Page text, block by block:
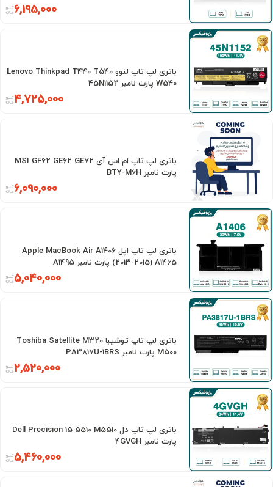
6,195,000
باتری لپ تاپ لنوو Lenovo Thinkpad T440 T540
W540 پارت نامبر 45N1152
4,725,000
باتری لپ تاپ ام اس آی MSI GF62 GE62 GE72
پارت نامبر BTY-M6H
6,090,000
باتری لپ تاپ اپل Apple MacBook Air A1406
(2013-2015) A1465 پارت نامبر A1495
5,040,000
باتری لپ تاپ توشیبا Toshiba Satellite M320
M500 پارت نامبر PA3817U-1BRS
2,520,000
باتری لپ تاپ دل Dell Precision 15 5510 M5510
پارت نامبر 4GVGH
5,460,000